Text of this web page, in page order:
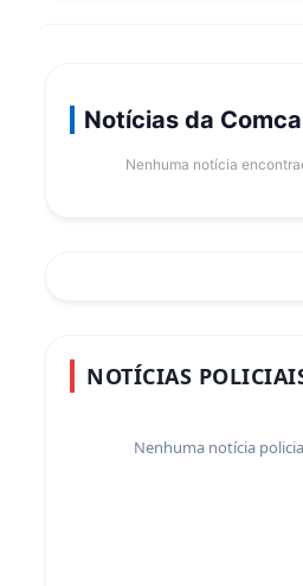
Notícias da
Nenhuma notícia
NOTÍCIAS
Nenhuma notícia